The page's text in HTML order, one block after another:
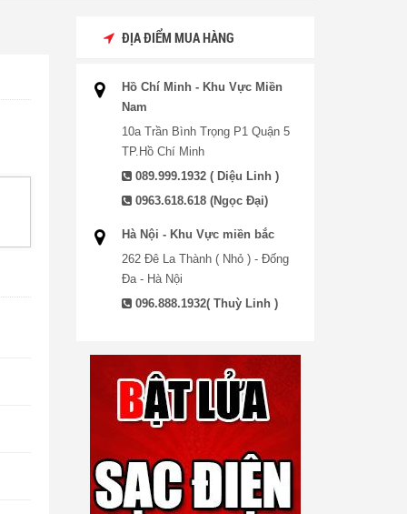
ĐỊA ĐIỂM MUA HÀNG
Hồ Chí Minh - Khu Vực Miền
Nam
10a Trần Bình Trọng P1 Quận 5
TP.Hồ Chí Minh
089.999.1932 ( Diệu Linh )
0963.618.618 (Ngọc Đại)
Hà Nội - Khu Vực miền bắc
262 Đê La Thành ( Nhỏ ) - Đống
Đa - Hà Nội
096.888.1932( Thuỳ Linh )